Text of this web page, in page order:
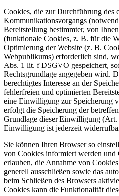
Cookies, die zur Durchführung des
Kommunikationsvorgangs
Bereitstellung bestimmter, von
(funktionale Cookies, z. B. für die
Optimierung der Website (z. B.
Webpublikums) erforderlich sind,
Abs. 1 lit. f DSGVO gespeichert,
Rechtsgrundlage angegeben wird.
berechtigtes Interesse an der
fehlerfreien und optimierten
eine Einwilligung zur Speicherung
erfolgt die Speicherung der
Grundlage dieser Einwilligung
Einwilligung ist jederzeit
Sie können Ihren Browser so
von Cookies informiert werden und
erlauben, die Annahme von
generell ausschließen sowie das
beim Schließen des Browsers
Cookies kann die Funktionalität